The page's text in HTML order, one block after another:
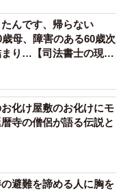
たんです、帰らない
母、障害のある60歳次
り…【司法書士の現場
化け屋敷のお化けにモ
寺の僧侶が語る伝説と
避難を諦める人に胸を